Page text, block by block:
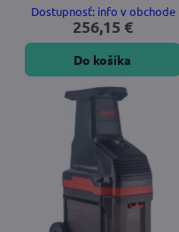
Dostupnosť: info v obchode
256,15 €
Do košíka